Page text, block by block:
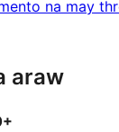
na may
araw